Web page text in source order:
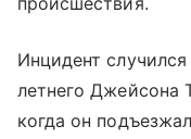
Инцидент
летнего Джейсона
когда он